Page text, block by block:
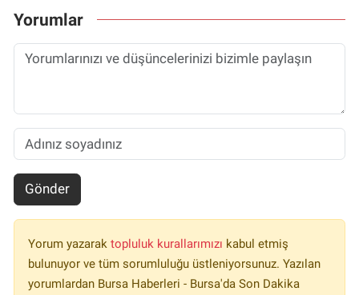
Yorumlar
Gönder
Yorum yazarak topluluk kurallarımızı kabul etmiş
bulunuyor ve tüm sorumluluğu üstleniyorsunuz. Yazılan
yorumlardan Bursa Haberleri - Bursa'da Son Dakika